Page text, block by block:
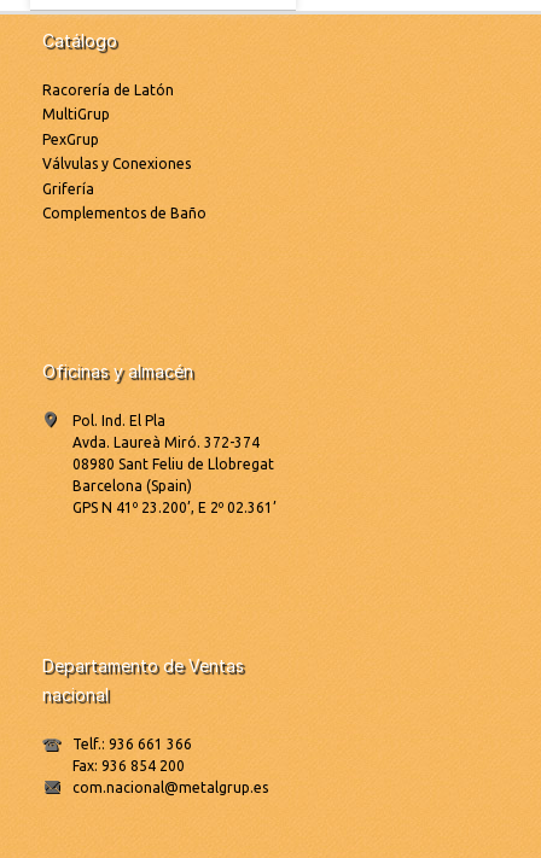
Catálogo
Racorería de Latón
MultiGrup
PexGrup
Válvulas y Conexiones
Grifería
Complementos de Baño
Oficinas y almacén
Pol. Ind. El Pla
Avda. Laureà Miró. 372-374
08980 Sant Feliu de Llobregat
Barcelona (Spain)
GPS N 41º 23.200’, E 2º 02.361’
Departamento de Ventas
nacional
Telf.: 936 661 366
Fax: 936 854 200
com.nacional@metalgrup.es